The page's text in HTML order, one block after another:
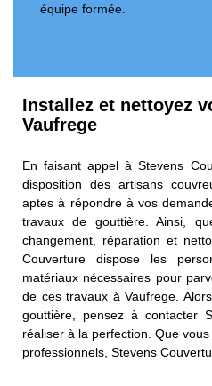
équipe formée.
Installez et nettoyez
Vaufrege
En faisant appel à Stevens
disposition des artisans
aptes à répondre à vos
travaux de gouttière. Ainsi,
changement, réparation et
Couverture dispose les
matériaux nécessaires pour
de ces travaux à Vaufrege.
gouttière, pensez à contacter
réaliser à la perfection. Que
professionnels, Stevens